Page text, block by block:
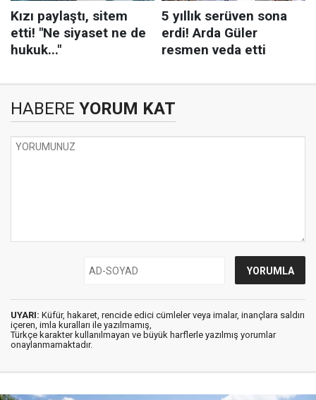
HABERE YORUM KAT
UYARI: Küfür, hakaret, rencide edici cümleler veya imalar, inançlara saldırı
içeren, imla kuralları ile yazılmamış,
Türkçe karakter kullanılmayan ve büyük harflerle yazılmış yorumlar
onaylanmamaktadır.